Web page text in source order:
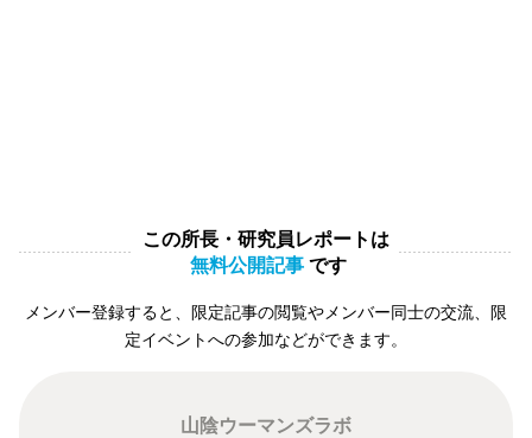
この所長・研究員レポートは
無料公開記事 です
メンバー登録すると、限定記事の閲覧やメンバー同士の交流、限
定イベントへの参加などができます。
山陰ウーマンズラボ